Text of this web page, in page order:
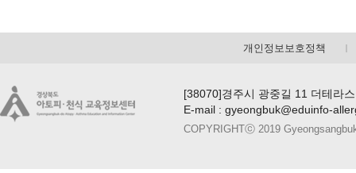
개인정보보호정책
[38070]경주시 광중길 11 더테라
E-mail : gyeongbuk@eduinfo-
COPYRIGHTⓒ 2019